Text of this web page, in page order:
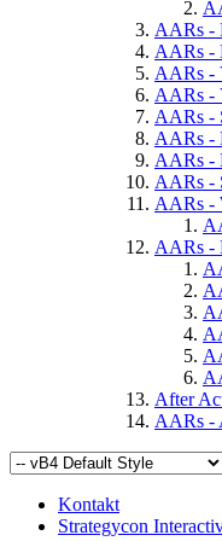
AARs -
AARs -
AARs -
AARs -
AARs -
AARs -
AARs -
AARs -
AARs -
AARs -
After
AARs -
Kontakt
Strategycon